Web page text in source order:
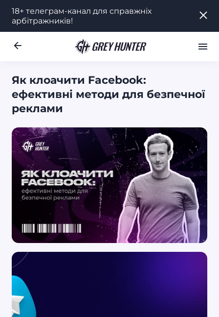
18+ телеграм-канал для справжніх
арбітражників!
18+ телеграм-канал для справжніх
арбітражників!
Як клоачити Facebook:
ефективні методи для безпечної
реклами